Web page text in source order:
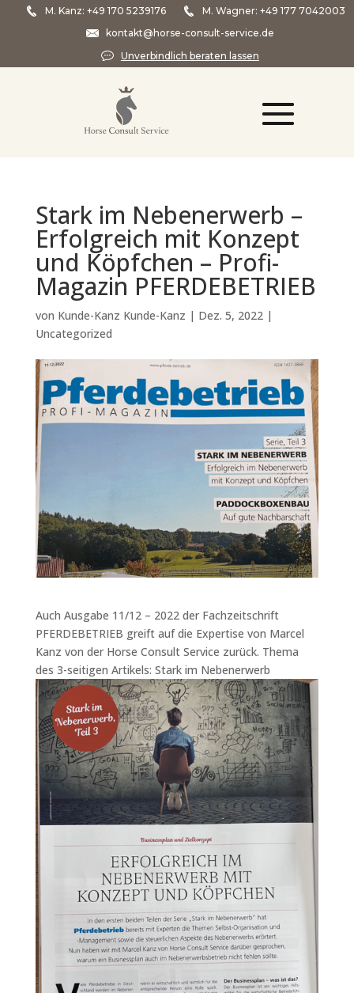
M. Kanz: +49 170 5239176 M. Wagner: +49 177 7042003
kontakt@horse-consult-service.de
Unverbindlich beraten lassen
Stark im Nebenerwerb –
Erfolgreich mit Konzept
und Köpfchen – Profi-
Magazin PFERDEBETRIEB
von Kunde-Kanz Kunde-Kanz | Dez. 5, 2022|
Uncategorized
Auch Ausgabe 11/12 – 2022 der Fachzeitschrift
PFERDEBETRIEB greift auf die Expertise von Marcel
Kanz von der Horse Consult Service zurück. Thema
des 3-seitigen Artikels: Stark im Nebenerwerb